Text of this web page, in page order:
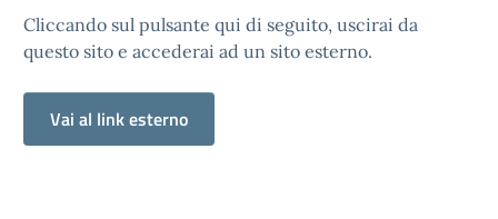
Cliccando sul pulsante qui di seguito, uscirai da
questo sito e accederai ad un sito esterno.
Vai al link esterno